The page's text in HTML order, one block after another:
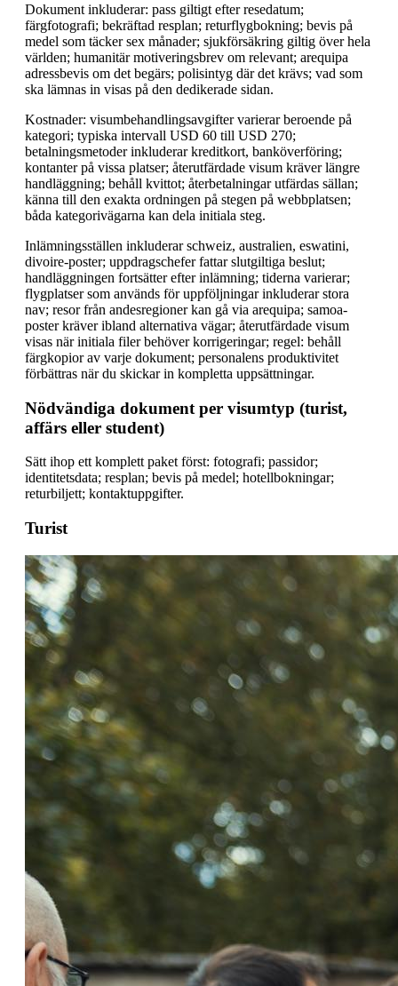
Dokument inkluderar: pass giltigt efter resedatum;
färgfotografi; bekräftad resplan; returflygbokning; bevis på
medel som täcker sex månader; sjukförsäkring giltig över hela
världen; humanitär motiveringsbrev om relevant; arequipa
adressbevis om det begärs; polisintyg där det krävs; vad som
ska lämnas in visas på den dedikerade sidan.
Kostnader: visumbehandlingsavgifter varierar beroende på
kategori; typiska intervall USD 60 till USD 270;
betalningsmetoder inkluderar kreditkort, banköverföring;
kontanter på vissa platser; återutfärdade visum kräver längre
handläggning; behåll kvittot; återbetalningar utfärdas sällan;
känna till den exakta ordningen på stegen på webbplatsen;
båda kategorivägarna kan dela initiala steg.
Inlämningsställen inkluderar schweiz, australien, eswatini,
divoire-poster; uppdragschefer fattar slutgiltiga beslut;
handläggningen fortsätter efter inlämning; tiderna varierar;
flygplatser som används för uppföljningar inkluderar stora
nav; resor från andesregioner kan gå via arequipa; samoa-
poster kräver ibland alternativa vägar; återutfärdade visum
visas när initiala filer behöver korrigeringar; regel: behåll
färgkopior av varje dokument; personalens produktivitet
förbättras när du skickar in kompletta uppsättningar.
Nödvändiga dokument per visumtyp (turist,
affärs eller student)
Sätt ihop ett komplett paket först: fotografi; passidor;
identitetsdata; resplan; bevis på medel; hotellbokningar;
returbiljett; kontaktuppgifter.
Turist